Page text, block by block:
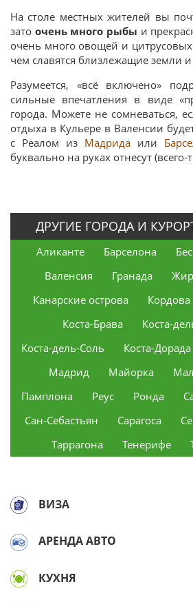
На столе местных жителей вы
зато очень много рыбы и
очень много овощей и
чем славятся близлежащие земли
Разумеется, «всё включено»
сильные впечатления в виде
города. Можете не сомневаться,
отдыха в Кульере в Валенсии
с Реалом из Мадрида или
буквально на руках отнесут (всего-
ДРУГИЕ ГОРОДА И
Аликанте Барселона
Валенсия
Гранада
Канарские острова
Кордова
Коста-Брава
Коста-
Коста-дель-Соль
Коста-Дорада
Мадрид
Майорка
Памплона
Реус Ронда
Сан-Себастьян
Сарагоса
Таррагона
Тенерифе
ВИЗА
АРЕНДА АВТО
КУХНЯ